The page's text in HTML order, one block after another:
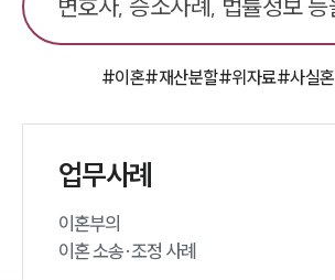
이혼전문변호사
소식/자료
#이혼#재산분할#위자료#사실혼
업무사례
이혼부의
이혼 소송·조정 사례